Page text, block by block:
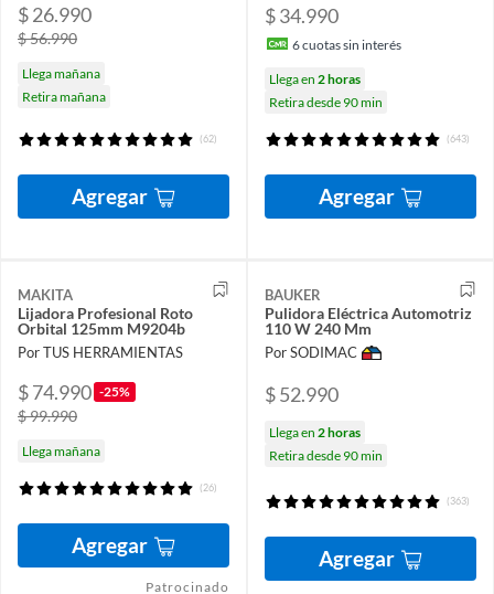
$ 26.990
$ 56.990
Llega mañana
Retira mañana
(62)
Agregar
$ 34.990
6cuotas sin interés
Llega en 2 horas
Retira desde 90 min
(643)
Agregar
MAKITA
Lijadora Profesional Roto
Orbital 125mm M9204b
Por TUS HERRAMIENTAS
$ 74.990 -25%
$ 99.990
Llega mañana
(26)
Agregar
Patrocinado
BAUKER
Pulidora Eléctrica Automotriz
110 W 240 Mm
Por SODIMAC
$ 52.990
Llega en 2 horas
Retira desde 90 min
(363)
Agregar